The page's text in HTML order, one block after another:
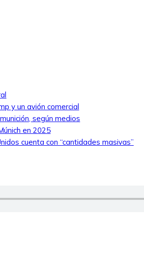
y un avión comercial
según medios
en 2025
cuenta con “cantidades masivas”